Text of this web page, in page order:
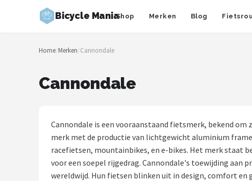
Bicycle ManiaShop Merken Blog
Zoeken
NAVIGATIE
Fietsroutes
Kinderfietsen
Home/Merken/Cannondale
Cannondale
Cannondale is een vooraanstaand fietsmerk, bekend
merk met de productie van lichtgewicht aluminium
racefietsen, mountainbikes, en e-bikes. Het merk staat
voor een soepel rijgedrag. Cannondale's toewijding aan
wereldwijd. Hun fietsen blinken uit in design, comfort en